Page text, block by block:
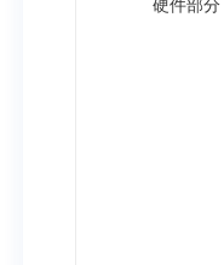
硬件部分